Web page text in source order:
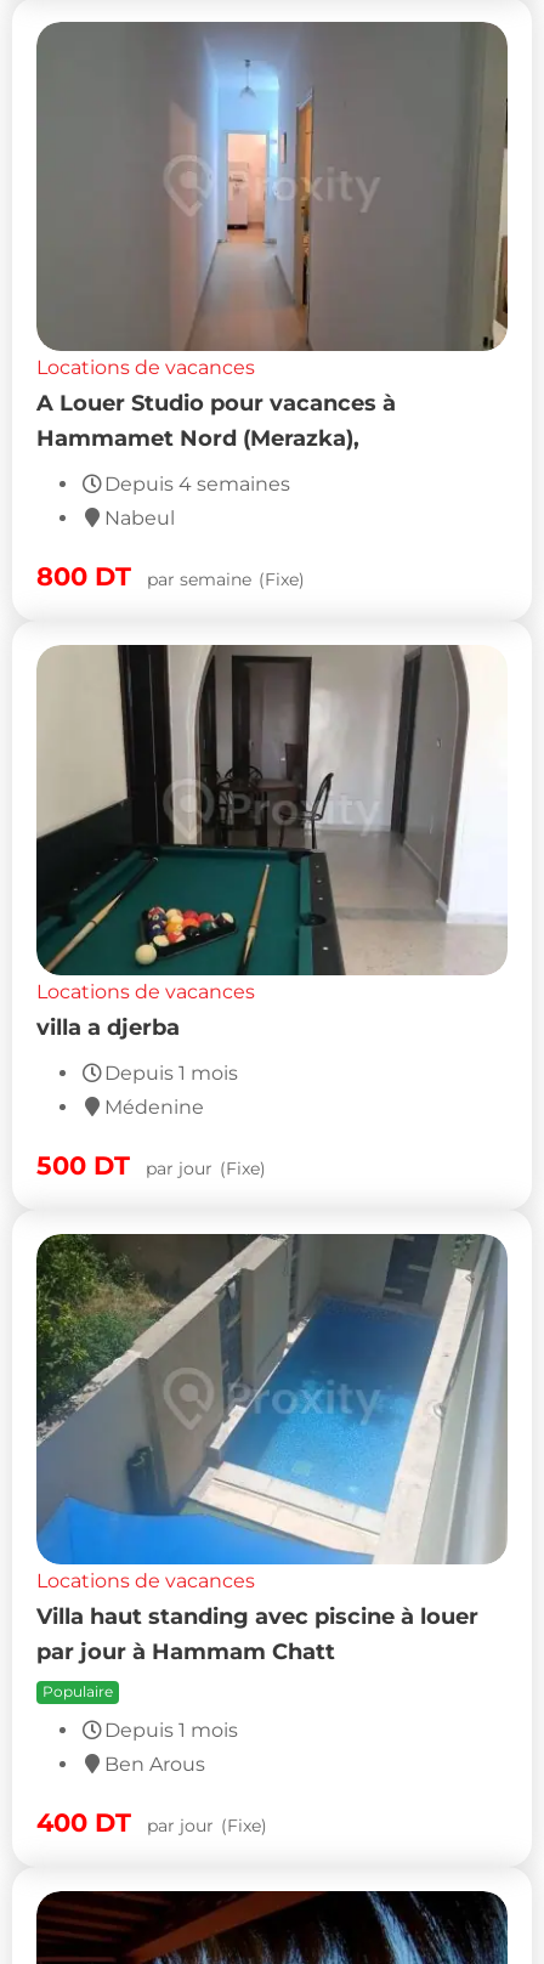
Locations de vacances
A Louer Studio pour vacances à
Hammamet Nord (Merazka),
Depuis 4 semaines
Nabeul
800 DT par semaine (Fixe)
Locations de vacances
villa a djerba
Depuis 1 mois
Médenine
500 DT par jour (Fixe)
Locations de vacances
Villa haut standing avec piscine à louer
par jour à Hammam Chatt
Populaire
Depuis 1 mois
Ben Arous
400 DT par jour (Fixe)